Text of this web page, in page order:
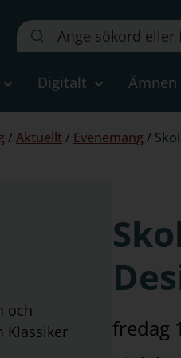
Sök
på
webbplatsen::
Digitalt Ämnen
/Aktuellt/ Evenemang /
och
Klassiker
fredag